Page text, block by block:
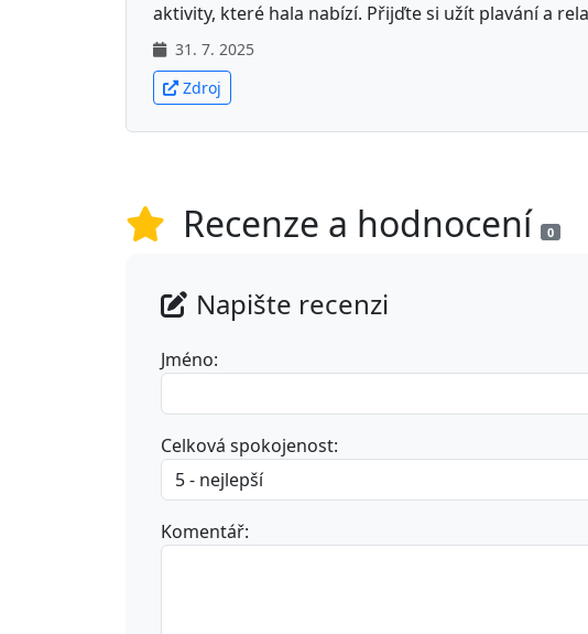
aktivity, které hala nabízí. Přijďte si užít plavání a
31. 7. 2025
Zdroj
Recenze a hodnocení 0
Napište recenzi
Jméno:
Celková spokojenost:
Komentář: